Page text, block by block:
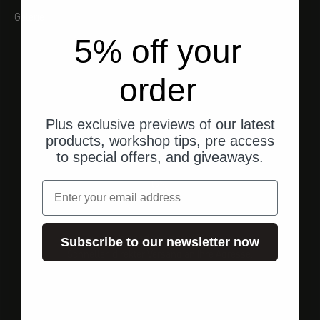
Galerie
Versand aus den USA
5% off your
order
Plus exclusive previews of our latest
products, workshop tips, pre access
to special offers, and giveaways.
Email
Subscribe to our newsletter now